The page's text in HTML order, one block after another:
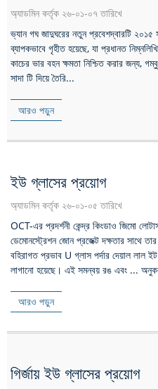
অ্যাডমিন কর্তৃক ২৬-০১-০৭ তারিখে
ভ্যান গঘ জাদুঘরের নতুন প্রবেশদ্বারটি ২০১৫
ব্যাপকভাবে গৃহীত হয়েছে, যা প্রধানত
কাচের ভার বহন ক্ষমতা নিশ্চিত করার জন্য,
সাদা টি দিয়ে তৈরি...
আরও পড়ুন
ইউ গ্লাসের প্রয়োগ
অ্যাডমিন কর্তৃক ২৬-০১-০৫ তারিখে
OCT-এর প্রদর্শনী কেন্দ্র কিংডাও জিমো
ডেমোনস্ট্রেশন জোন প্রজেক্ট দক্ষতার সাথে
বহিরাগত প্রভাব U গ্লাস পর্দার দেয়াল লাল
লাগানো হয়েছে। এই সমন্বয় রঙ এবং ...
আরও পড়ুন
গির্জায় ইউ গ্লাসের প্রয়োগ